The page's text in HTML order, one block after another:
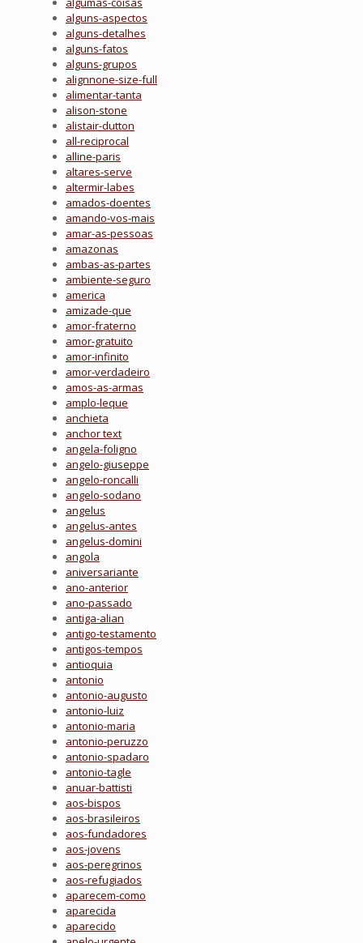
alguns-aspectos
alguns-detalhes
alguns-fatos
alguns-grupos
alignnone-size-full
alimentar-tanta
alison-stone
alistair-dutton
all-reciprocal
alline-paris
altares-serve
altermir-labes
amados-doentes
amando-vos-mais
amar-as-pessoas
amazonas
ambas-as-partes
ambiente-seguro
america
amizade-que
amor-fraterno
amor-gratuito
amor-infinito
amor-verdadeiro
amos-as-armas
amplo-leque
anchieta
anchor text
angela-foligno
angelo-giuseppe
angelo-roncalli
angelo-sodano
angelus
angelus-antes
angelus-domini
angola
aniversariante
ano-anterior
ano-passado
antiga-alian
antigo-testamento
antigos-tempos
antioquia
antonio
antonio-augusto
antonio-luiz
antonio-maria
antonio-peruzzo
antonio-spadaro
antonio-tagle
anuar-battisti
aos-bispos
aos-brasileiros
aos-fundadores
aos-jovens
aos-peregrinos
aos-refugiados
aparecem-como
aparecida
aparecido